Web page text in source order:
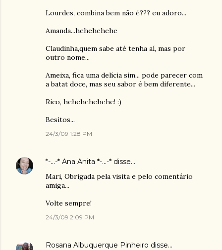
Lourdes, combina bem não é??? eu adoro...
Amanda...hehehehehe
Claudinha,quem sabe até tenha aí, mas por
outro nome...
Ameixa, fica uma delícia sim... pode parecer com
a batat doce, mas seu sabor é bem diferente...
Rico, hehehehehehe! :)
Besitos...
24/3/09 1:28 PM
*-...-* Ana Anita *-...-* disse…
Mari, Obrigada pela visita e pelo comentário
amiga...
Volte sempre!
24/3/09 2:09 PM
Rosana Albuquerque Pinheiro disse…